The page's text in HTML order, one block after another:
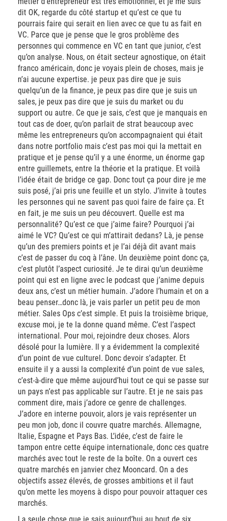
dit OK, regarde du côté startup et qu’est ce que tu
pourrais faire qui serait en lien avec ce que tu as fait en
VC. Parce que je pense que le gros problème des
personnes qui commence en VC en tant que junior, c’est
qu’on analyse. Nous, on était secteur agnostique, on était
franco américain, donc je voyais plein de choses, mais je
n’ai aucune expertise. je peux pas dire que je suis
quelqu’un de la finance, je peux pas dire que je suis un
sales, je peux pas dire que je suis du market ou du
support ou autre. Ce que je sais, c’est que je manquais en
tout cas de doer, qu’on parlait de strat beaucoup avec
même les entrepreneurs qu’on accompagnaient qui était
dans notre portfolio mais c’est pas moi qui la mettait en
pratique et je pense qu’il y a une énorme, un énorme gap
entre guillemets, entre la théorie et la pratique. Et voilà
l’idée était de bridge ce gap. Donc tout ça pour dire je me
suis posé, j’ai pris une feuille et un stylo. J’invite à toutes
les personnes qui ne savent pas quoi faire de faire ça. Et
en fait, je me suis un peu découvert. Quelle est ma
personnalité? Qu’est ce que j’aime faire? Pourquoi j’ai
aimé le VC? Qu’est ce qui m’attirait dedans? Là, je pense
qu’un des premiers points et je l’ai déjà dit avant mais
c’est de passer du coq à l’âne. Un deuxième point donc ça,
c’est plutôt l’aspect curiosité. Je te dirai qu’un deuxième
point qui est en ligne avec le podcast que j’anime depuis
deux ans, c’est un métier humain. J’adore l’humain et on a
beau penser…donc là, je vais parler un petit peu de mon
métier. Sales Ops c’est simple. Et puis la troisième brique,
excuse moi, je te la donne quand même. C’est l’aspect
international. Pour moi, rejoindre deux choses. Alors
désolé pour la lumière. Il y a évidemment la complexité
d’un point de vue culturel. Donc devoir s’adapter. Et
ensuite il y a aussi la complexité d’un point de vue sales,
c’est-à-dire que même aujourd’hui tout ce qui se passe sur
un pays n’est pas applicable sur l’autre. Et je ne sais pas
comment dire, mais j’adore ce genre de challenges.
J’adore en interne pouvoir, alors je vais représenter un
peu mon job, donc il couvre quatre marchés. Allemagne,
Italie, Espagne et Pays Bas. L’idée, c’est de faire le
tampon entre cette équipe internationale, donc ces quatre
marchés avec tout le reste de la boîte. On a ouvert ces
quatre marchés en janvier chez Mooncard. On a des
objectifs assez élevés, de grosses ambitions et il faut
qu’on mette les moyens à dispo pour pouvoir attaquer ces
marchés.